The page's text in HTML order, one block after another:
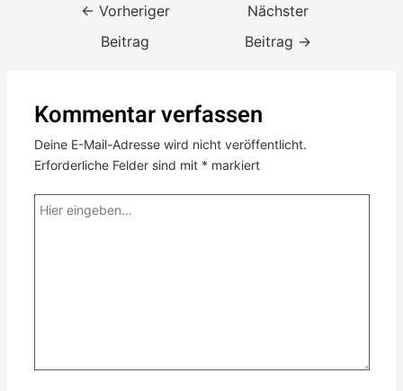
← Vorheriger
Beitrag
Nächster
Beitrag →
Kommentar verfassen
Deine E-Mail-Adresse wird nicht veröffentlicht.
Erforderliche Felder sind mit * markiert
Hier